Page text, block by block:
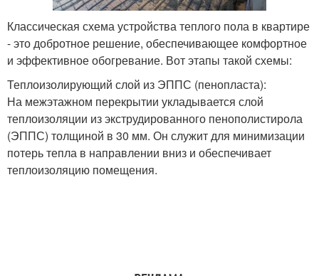
Классическая схема устройства теплого пола в квартире
- это добротное решение, обеспечивающее комфортное
и эффективное обогревание. Вот этапы такой схемы:
Теплоизолирующий слой из ЭППС (пенопласта):
На межэтажном перекрытии укладывается слой
теплоизоляции из экструдированного пенополистирола
(ЭППС) толщиной в 30 мм. Он служит для минимизации
потерь тепла в направлении вниз и обеспечивает
теплоизоляцию помещения.